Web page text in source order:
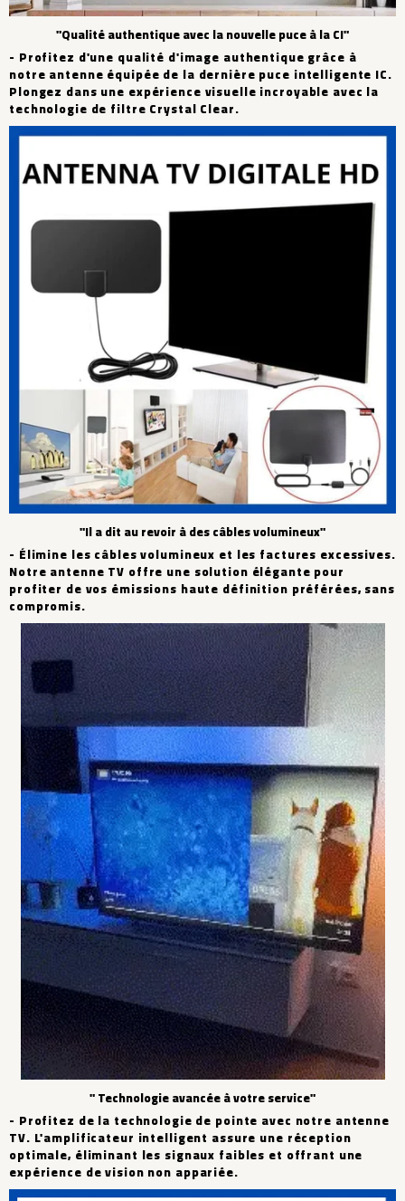
"Qualité authentique avec la nouvelle puce à la CI"
- Profitez d'une qualité d'image authentique grâce à
notre antenne équipée de la dernière puce intelligente IC.
Plongez dans une expérience visuelle incroyable avec la
technologie de filtre Crystal Clear.
"Il a dit au revoir à des câbles volumineux"
- Élimine les câbles volumineux et les factures excessives.
Notre antenne TV offre une solution élégante pour
profiter de vos émissions haute définition préférées, sans
compromis.
" Technologie avancée à votre service"
- Profitez de la technologie de pointe avec notre antenne
TV. L'amplificateur intelligent assure une réception
optimale, éliminant les signaux faibles et offrant une
expérience de vision non appariée.